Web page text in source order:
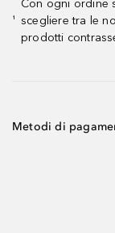
¹
Con ogni ordine
scegliere tra le
prodotti
Metodi di